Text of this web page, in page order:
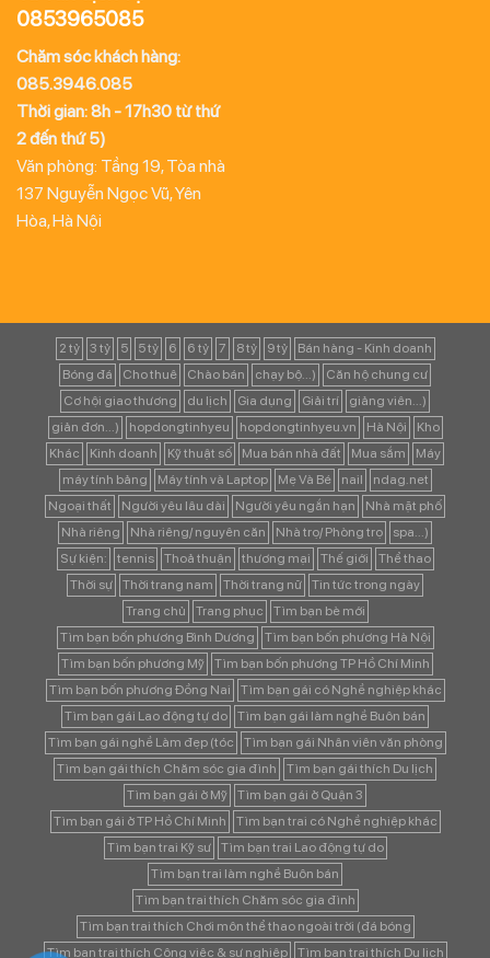
0853965085
Chăm sóc khách hàng:
085.3946.085
Thời gian: 8h - 17h30 từ thứ
2 đến thứ 5)
Văn phòng: Tầng 19, Tòa nhà
137 Nguyễn Ngọc Vũ, Yên
Hòa, Hà Nội
2 tỷ 3 tỷ 5 5 tỷ 6 6 tỷ 7 8 tỷ 9 tỷ
Bán hàng - Kinh doanh
Bóng đá
Cho thuê Chào bán chạy bộ...)
Căn hộ chung cư
Cơ hội giao thương
du lịch Gia dụng Giải trí
giảng viên...)
giản đơn...)
hopdongtinhyeu hopdongtinhyeu.vn Hà Nội
Kho
Khác
Kinh doanh Kỹ thuật số Mua bán nhà đất Mua sắm
Máy
máy tính bảng
Máy tính và Laptop Mẹ Và Bé nail
ndag.net
Ngoại thất
Người yêu lâu dài Người yêu ngắn hạn
Nhà mặt phố
Nhà riêng
Nhà riêng/ nguyên căn Nhà trọ/ Phòng trọ
spa...)
Sự kiện:
tennis Thoả thuận thương mại Thế giới
Thể thao
Thời sự
Thời trang nam Thời trang nữ
Tin tức trong ngày
Trang chủ
Trang phục
Tìm bạn bè mới
Tìm bạn bốn phương Bình Dương
Tìm bạn bốn phương Hà Nội
Tìm bạn bốn phương Mỹ
Tìm bạn bốn phương TP Hồ Chí Minh
Tìm bạn bốn phương Đồng Nai
Tìm bạn gái có Nghề nghiệp khác
Tìm bạn gái Lao động tự do
Tìm bạn gái làm nghề Buôn bán
Tìm bạn gái nghề Làm đẹp (tóc
Tìm bạn gái Nhân viên văn phòng
Tìm bạn gái thích Chăm sóc gia đình
Tìm bạn gái thích Du lịch
Tìm bạn gái ở Mỹ
Tìm bạn gái ở Quận 3
Tìm bạn gái ở TP Hồ Chí Minh
Tìm bạn trai có Nghề nghiệp khác
Tìm bạn trai Kỹ sư
Tìm bạn trai Lao động tự do
Tìm bạn trai làm nghề Buôn bán
Tìm bạn trai thích Chăm sóc gia đình
Tìm bạn trai thích Chơi môn thể thao ngoài trời (đá bóng
Tìm bạn trai thích Công việc & sự nghiệp
Tìm bạn trai thích Du lịch